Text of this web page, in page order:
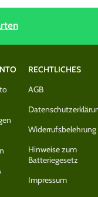
RECHTLICHES
AGB
Widerrufsbelehrung
Hinweise zum
Batteriegesetz
Impressum